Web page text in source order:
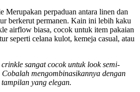
Merupakan perpaduan antara linen dan
berkerut permanen. Kain ini lebih kaku
airflow biasa, cocok untuk item pakaian
seperti celana kulot, kemeja casual, atau
sangat cocok untuk look semi-
mengombinasikannya dengan
yang elegan.